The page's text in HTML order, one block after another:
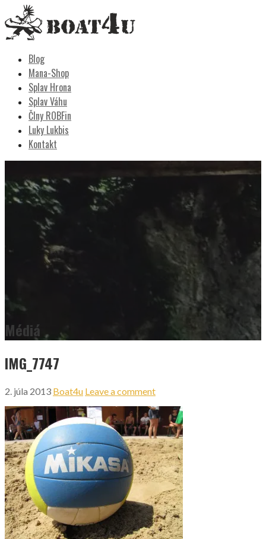
to
content
Blog
Mana-Shop
Splav Hrona
Splav Váhu
Člny ROBFin
Luky Lukbis
Kontakt
Médiá
IMG_7747
2. júla 2013 Boat4u Leave a comment